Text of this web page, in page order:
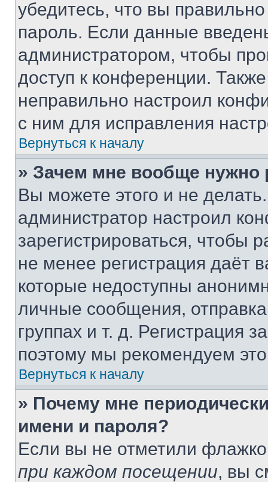
убедитесь, что вы
пароль. Если данные
администратором, чтобы
доступ к конференции.
неправильно настроил
с ним для исправления
Вернуться к началу
» Зачем мне вообще нужно
Вы можете этого и не
администратор настроил
зарегистрироваться, чтобы
не менее регистрация даёт
которые недоступны
личные сообщения,
группах и т. д. Регистрация
поэтому мы рекомендуем
Вернуться к началу
» Почему мне
имени и пароля?
Если вы не отметили
при каждом посещении, вы